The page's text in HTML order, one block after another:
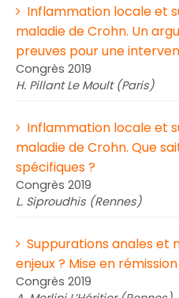
Inflammation locale et
maladie de Crohn. Un
preuves pour une
Congrès 2019
H. Pillant Le Moult (Paris)
Inflammation locale et
maladie de Crohn. Que
spécifiques ?
Congrès 2019
L. Siproudhis (Rennes)
Suppurations anales et
enjeux ? Mise en rémission
Congrès 2019